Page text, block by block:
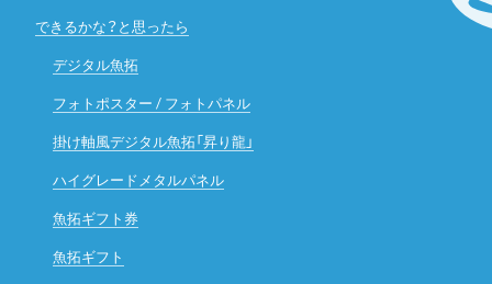
できるかな？と思ったら
デジタル魚拓
フォトポスター / フォトパネル
掛け軸風デジタル魚拓「昇り龍」
ハイグレードメタルパネル
魚拓ギフト券
魚拓ギフト